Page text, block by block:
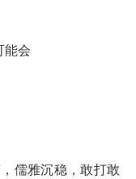
能会
儒雅沉稳，敢打敢